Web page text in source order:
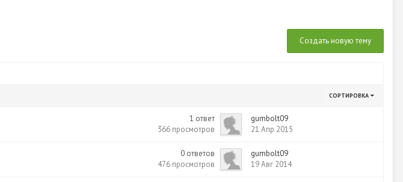
Создать новую тему
СОРТИРОВКА
1 ответ
366 просмотров
gumbolt09
21 Апр 2015
0 ответов
476 просмотров
gumbolt09
19 Авг 2014